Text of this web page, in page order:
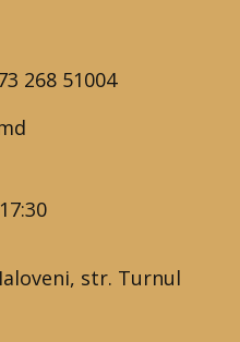
268 51004
str. Turnul